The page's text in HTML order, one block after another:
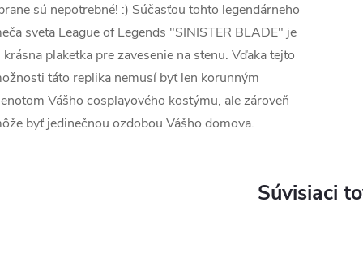
sú nepotrebné! :) Súčasťou tohto legendárneho
sveta League of Legends "SINISTER BLADE" je
krásna plaketka pre zavesenie na stenu. Vďaka tejto
táto replika nemusí byť len korunným
Vášho cosplayového kostýmu, ale zároveň
byť jedinečnou ozdobou Vášho domova.
Súvisiaci